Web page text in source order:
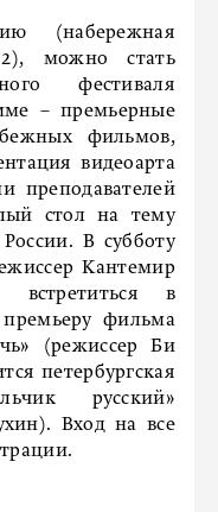
(набережная
2), можно стать
фестиваля
– премьерные
фильмов,
видеоарта
преподавателей
стол на тему
В субботу
Кантемир
в
премьеру фильма
(режиссер Би
петербургская
русский»
Вход на все